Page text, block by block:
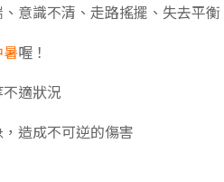
意識不清、走路搖擺、失去平衡
喔！
適狀況
造成不可逆的傷害